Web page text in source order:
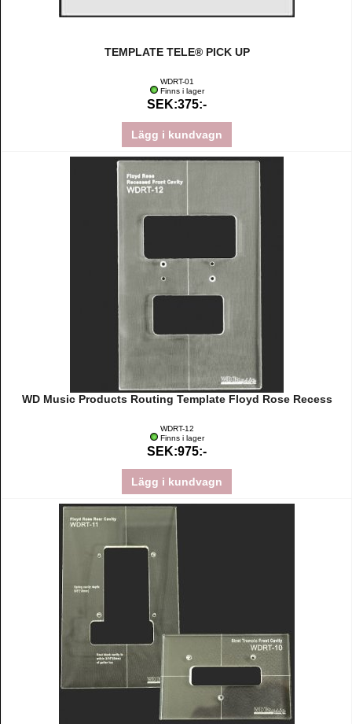
TEMPLATE TELE® PICK UP
WDRT-01
Finns i lager
SEK:375:-
Lägg i kundvagn
WD Music Products Routing Template Floyd Rose Recess
WDRT-12
Finns i lager
SEK:975:-
Lägg i kundvagn